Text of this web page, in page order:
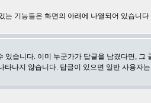
는 기능들은 화면의 아래에 나열되어 있습니다
있습니다. 이미 누군가가 답글을 남겼다면,
나지 않습니다. 답글이 있으면 일반 사용자